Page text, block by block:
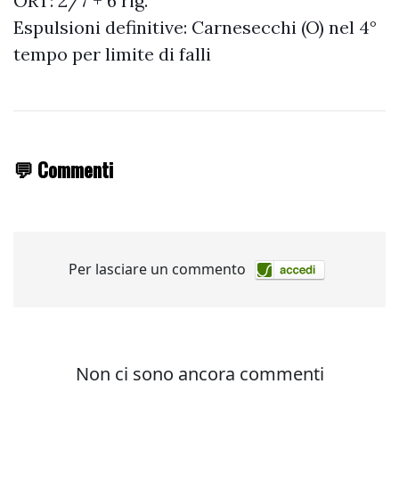
Espulsioni definitive: Carnesecchi (O) nel 4°
tempo per limite di falli
💬 Commenti